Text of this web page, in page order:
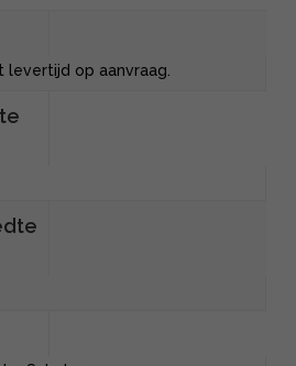
levertijd op aanvraag.